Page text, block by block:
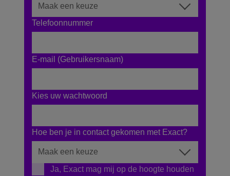
Telefoonnummer
E-mail (Gebruikersnaam)
Kies uw wachtwoord
Hoe ben je in contact gekomen met Exact?
Ja, Exact mag mij op de hoogte houden